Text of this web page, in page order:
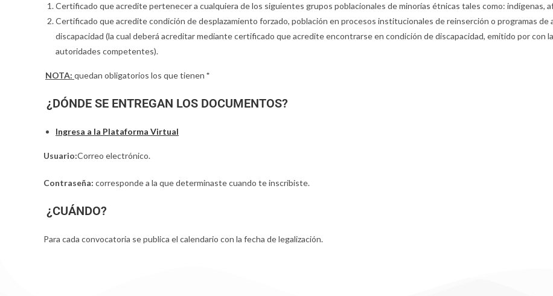
Certificado que acredite pertenecer a cualquiera de los siguientes grupos poblacionales de minorías étnicas tales como: indígenas,
Certificado que acredite condición de desplazamiento forzado, población en procesos institucionales de reinserción o programas
discapacidad (la cual deberá acreditar mediante certificado que acredite encontrarse en condición de discapacidad, emitido por con
autoridades competentes).
NOTA: quedan obligatorios los que tienen *
¿DÓNDE SE ENTREGAN LOS DOCUMENTOS?
Ingresa a la Plataforma Virtual
Usuario:Correo electrónico.
Contraseña: corresponde a la que determinaste cuando te inscribiste.
¿CUÁNDO?
Para cada convocatoria se publica el calendario con la fecha de legalización.